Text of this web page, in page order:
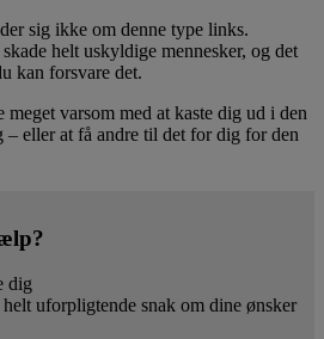
sig ikke om denne type links.
helt uskyldige mennesker, og det
kan forsvare det.
varsom med at kaste dig ud i den
eller at få andre til det for dig for den
dig
uforpligtende snak om dine ønsker